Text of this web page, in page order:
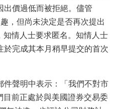
價過低而被拒絕。儘管
，但尚未決定是否再次提出
情人士要求匿名。知情人士
完成其本月稍早提交的首次
聲明中表示：「我們不對市
前正處於與美國證券交易委